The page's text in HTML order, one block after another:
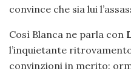
convince che sia lui
Così Blanca ne parla con
l’inquietante
convinzioni in merito: